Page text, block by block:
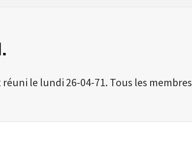
le lundi 26-04-71. Tous les membres